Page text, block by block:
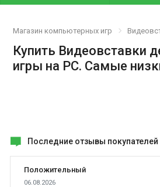
Магазин компьютерных игр
Купить Видеовставки
игры на PC. Самые
Последние отзывы покупателей
Положительный
06.08.2026